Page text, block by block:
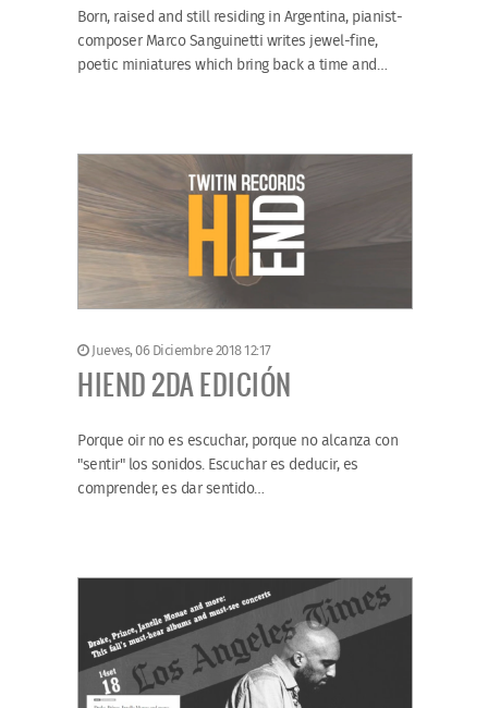
Born, raised and still residing in Argentina, pianist-
composer Marco Sanguinetti writes jewel-fine,
poetic miniatures which bring back a time and…
Jueves, 06 Diciembre 2018 12:17
HIEND 2DA EDICIÓN
Porque oir no es escuchar, porque no alcanza con
"sentir" los sonidos. Escuchar es deducir, es
comprender, es dar sentido…